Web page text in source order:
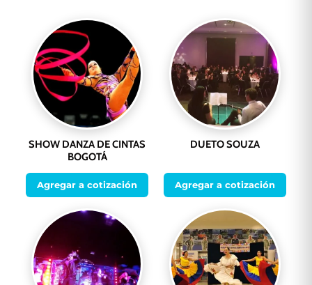
SHOW DANZA DE CINTAS
BOGOTÁ
Agregar a cotización
DUETO SOUZA
Agregar a cotización